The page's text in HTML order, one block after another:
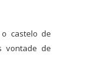
castelo de
vontade de